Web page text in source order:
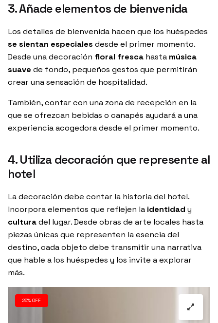
3. Añade elementos de bienvenida
Los detalles de bienvenida hacen que los huéspedes
se sientan especiales desde el primer momento.
Desde una decoración floral fresca hasta música
suave de fondo, pequeños gestos que permitirán
crear una sensación de hospitalidad.
También, contar con una zona de recepción en la
que se ofrezcan bebidas o canapés ayudará a una
experiencia acogedora desde el primer momento.
4. Utiliza decoración que represente al
hotel
La decoración debe contar la historia del hotel.
Incorpora elementos que reflejen la identidad y
culturadel lugar. Desde obras de arte locales hasta
piezas únicas que representen la esencia del
destino, cada objeto debe transmitir una narrativa
que hable a los huéspedes y los invite a explorar
más.
25% OFF